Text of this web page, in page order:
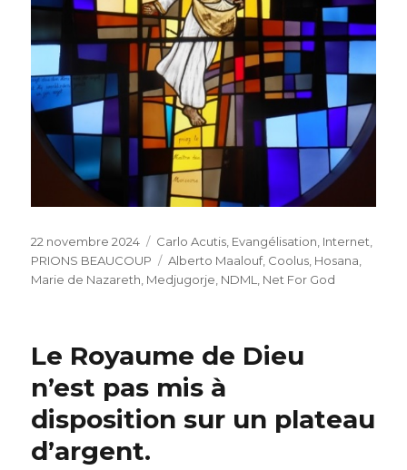
Publié
le
22 novembre 2024 Catégories
Carlo Acutis, Evangélisation, Internet,
PRIONS BEAUCOUP
Étiquettes
Alberto Maalouf, Coolus, Hosana,
Marie de Nazareth, Medjugorje, NDML, Net For God
Le Royaume de Dieu
n’est pas mis à
disposition sur un plateau
d’argent.